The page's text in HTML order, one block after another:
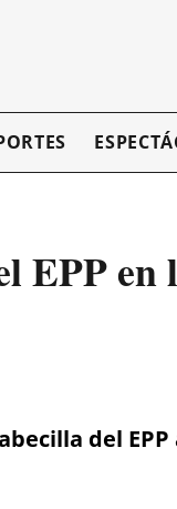
EPP en
del